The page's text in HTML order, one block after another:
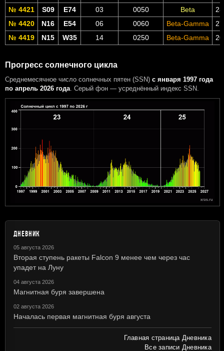
№ 4421
S09 E74 03 0050 Beta
№ 4420
N16 E54 06 0060 Beta-Gamma
№ 4419
N15 W35 14 0250 Beta-Gamma
Прогресс солнечного цикла
Среднемесячное число солнечных пятен (SSN) с января 1997 года
по апрель 2026 года . Серый фон — усреднённый индекс SSN.
ДНЕВНИК
05 августа 2026
Вторая ступень ракеты Falcon 9 менее чем через час
упадет на Луну
04 августа 2026
Магнитная буря завершена
02 августа 2026
Началась первая магнитная буря августа
Главная страница Дневника
Все записи Дневника